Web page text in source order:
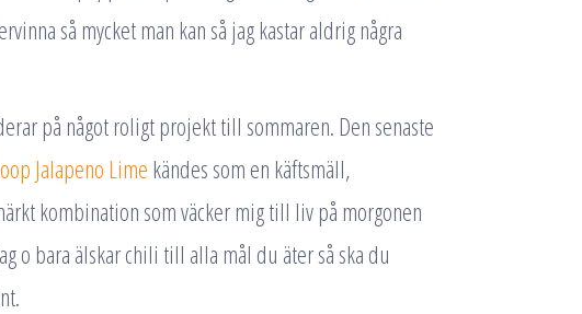
så mycket man kan så jag kastar aldrig några
på något roligt projekt till sommaren. Den senaste
Jalapeno Lime kändes som en käftsmäll,
kombination som väcker mig till liv på morgonen
o bara älskar chili till alla mål du äter så ska du